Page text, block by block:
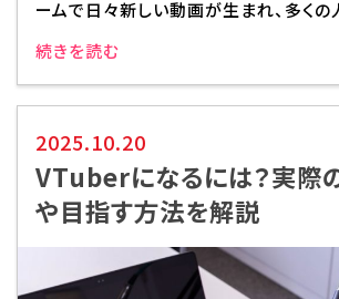
ームで日々新しい動画が生まれ、多く
続きを読む
2025.10.20
VTuberになるには？実際
や目指す方法を解説